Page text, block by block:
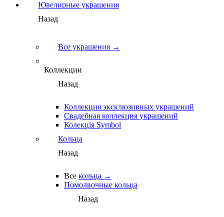
Ювелирные украшения
Назад
Все украшения →
Коллекции
Назад
Коллекция эксклюзивных украшений
Свадебная коллекция украшений
Колекція Symbol
Кольца
Назад
Все кольца →
Помолвочные кольца
Назад